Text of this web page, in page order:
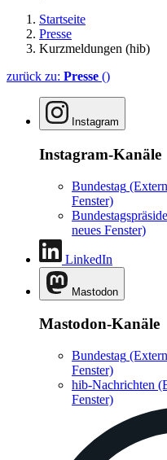
Startseite
Presse
Kurzmeldungen (hib)
zurück zu: Presse ()
Instagram
Instagram-Kanäle
Bundestag
Fenster)
neues Fenster)
LinkedIn
Mastodon
Mastodon-Kanäle
Bundestag
Fenster)
hib-Nachrichten
Fenster)